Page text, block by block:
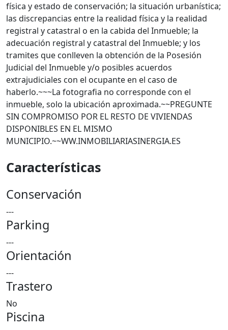
física y estado de conservación; la situación urbanística;
las discrepancias entre la realidad física y la realidad
registral y catastral o en la cabida del Inmueble; la
adecuación registral y catastral del Inmueble; y los
tramites que conlleven la obtención de la Posesión
Judicial del Inmueble y/o posibles acuerdos
extrajudiciales con el ocupante en el caso de
haberlo.~~~La fotografia no corresponde con el
inmueble, solo la ubicación aproximada.~~PREGUNTE
SIN COMPROMISO POR EL RESTO DE VIVIENDAS
DISPONIBLES EN EL MISMO
MUNICIPIO.~~WW.INMOBILIARIASINERGIA.ES
Características
Conservación
---
Parking
---
Orientación
---
Trastero
No
Piscina